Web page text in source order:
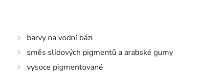
barvy na vodní bázi
směs slídových pigmentů a arabské gumy
vysoce pigmentované